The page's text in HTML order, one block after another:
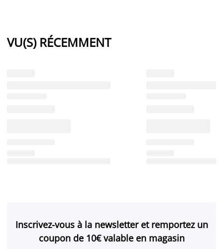
VU(S) RÉCEMMENT
Inscrivez-vous à la newsletter et remportez un
coupon de 10€ valable en magasin